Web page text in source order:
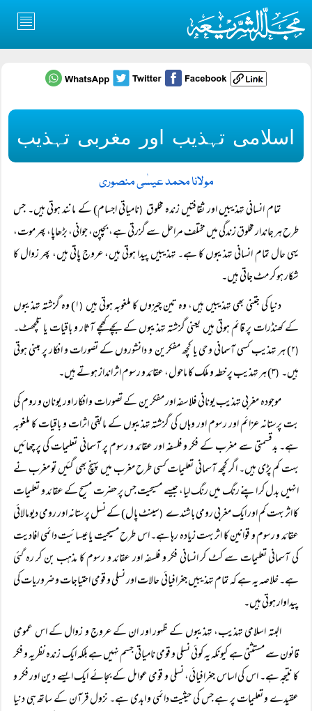
اسلامی تہذیب اور مغربی تہذیب
مولانا محمد عیسٰی منصوری
تمام انسانی تہذیبیں اور ثقافتیں زندہ مخلوق (نامیاتی اجسام) کے مانند ہوتی ہیں۔ جس
طرح ہر جاندار مخلوق زندگی میں مختلف مراحل سے گزرتی ہے، بچپن، جوانی، بڑھاپا، پھر موت،
یہی حال تمام انسانی تہذیبوں کا ہے۔ تہذیبیں پیدا ہوتی ہیں، عروج پاتی ہیں، پھر زوال کا
شکار ہو کر مٹ جاتی ہیں۔
دنیا کی جتنی بھی تہذیبیں ہیں، وہ تین چیزوں کا ملغوبہ ہوتی ہیں ( ۱) وہ گزشتہ تہذیبوں
کے کھنڈرات پر قائم ہوتی ہیں یعنی گزشتہ تہذیبوں کے بچے کھچے آثار و باقیات یا تلچھٹ۔
( ۲) ہر تہذیب کسی آسمانی وحی یا کچھ مفکرین و دانشوروں کے تصورات و افکار پر مبنی ہوتی
ہیں۔ (۳) ہر تہذیب پر خطہ و ملک کا ماحول، عقائد و رسوم اثر انداز ہوتے ہیں۔
موجودہ مغربی تہذیب یونانی فلاسفہ اور مفکرین کے تصورات و افکار اور یونان و روم کی
بت پرستانہ عزائم اور رسوم اور وہاں کی گزشتہ تہذیبوں کے مابقی اثرات و باقیات کا ملغوبہ
ہے۔ بدقسمتی سے مغرب کے فکر و فلسفہ اور عقائد و رسوم پر آسمانی تعلیمات کی پرچھائیں
بہت کم پڑی ہیں۔ اگر کچھ آسمانی تعلیمات کسی طرح مغرب میں پہنچ بھی گئیں تو مغرب نے
انہیں بدل کر اپنے رنگ میں رنگ لیا، جیسے مسیحیت جس پر حضرت مسیح کے عقائد و تعلیمات
کا اثر بہت کم اور ایک مغربی رومی باشندے (سینٹ پال) کے نسل پرستانہ اور رومی دیومالائی
عقائد و رسوم و قوانین کا اثر بہت زیادہ رہا ہے۔ اس طرح مسیحیت یا عیسائیت دائمی افادیت
کی آسمانی تعلیمات سے کٹ کر انسانی فکر و فلسفہ اور عقائد و رسوم کا مذہب بن کر رہ گئی
ہے۔ خلاصہ یہ ہے کہ تمام تہذیبیں جغرافیائی حالات اور نسلی و قومی احتیاجات و ضروریات کی
پیداوار ہوتی ہیں۔
البتہ اسلامی تہذیب، تہذیبوں کے ظہور اور ان کے عروج و زوال کے اس عمومی
قانون سے مستثنیٰ ہے کیونکہ یہ کوئی نسلی و قومی نامیاتی جسم نہیں ہے بلکہ ایک زندہ نظریہ و فکر
کا نتیجہ ہے۔ اس کی اساس جغرافیائی، نسلی و قومی عوامل کے بجائے ایک ایسے دین اور فکر و
عقیدے و تعلیمات پر ہے جس کی حیثیت دائمی و ابدی ہے۔ نزول قرآن کے ساتھ ہی دنیا